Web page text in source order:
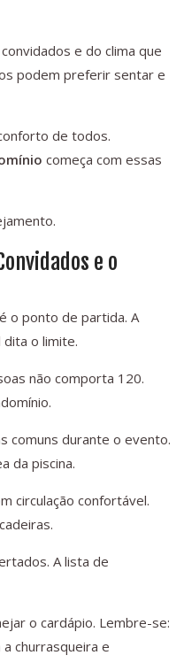
e do clima que
podem preferir sentar e
de todos.
começa com essas
e o
o ponto de partida. A
dita o limite.
não comporta 120.
comuns durante o evento.
da piscina.
circulação confortável.
A lista de
o cardápio. Lembre-se:
churrasqueira e